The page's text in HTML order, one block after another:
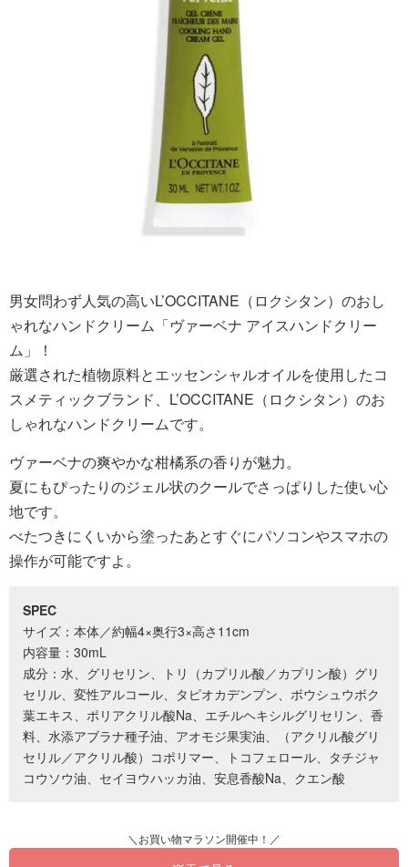
男女問わず人気の高いL’OCCITANE（ロクシタン）のおし
ゃれなハンドクリーム「ヴァーベナ アイスハンドクリー
ム」！
厳選された植物原料とエッセンシャルオイルを使用したコ
スメティックブランド、L’OCCITANE（ロクシタン）のお
しゃれなハンドクリームです。
ヴァーベナの爽やかな柑橘系の香りが魅力。
夏にもぴったりのジェル状のクールでさっぱりした使い心
地です。
べたつきにくいから塗ったあとすぐにパソコンやスマホの
操作が可能ですよ。
SPEC
サイズ：本体／約幅4×奥行3×高さ11cm
内容量：30mL
成分：水、グリセリン、トリ（カプリル酸／カプリン酸）グリ
セリル、変性アルコール、タピオカデンプン、ボウシュウボク
葉エキス、ポリアクリル酸Na、エチルヘキシルグリセリン、香
料、水添アブラナ種子油、アオモジ果実油、（アクリル酸グリ
セリル／アクリル酸）コポリマー、トコフェロール、タチジャ
コウソウ油、セイヨウハッカ油、安息香酸Na、クエン酸